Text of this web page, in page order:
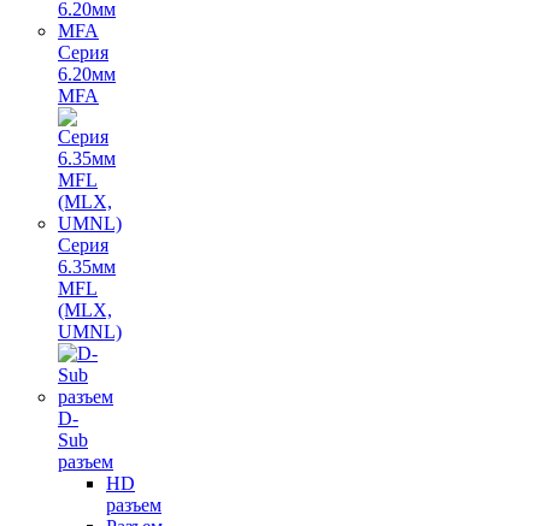
Серия
6.20мм
MFA
Серия
6.35мм
MFL
(MLX,
UMNL)
D-
Sub
разъем
HD
разъем